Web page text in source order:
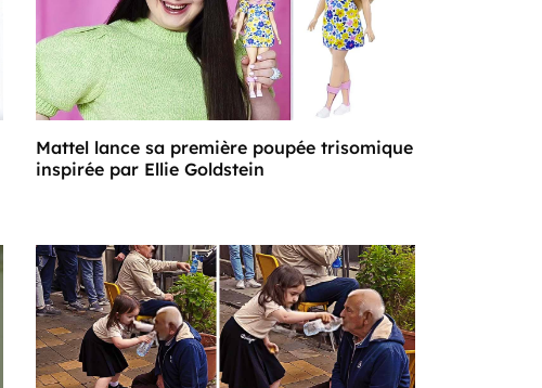
Mattel lance sa première poupée trisomique
inspirée par Ellie Goldstein